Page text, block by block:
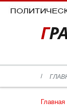
Главная